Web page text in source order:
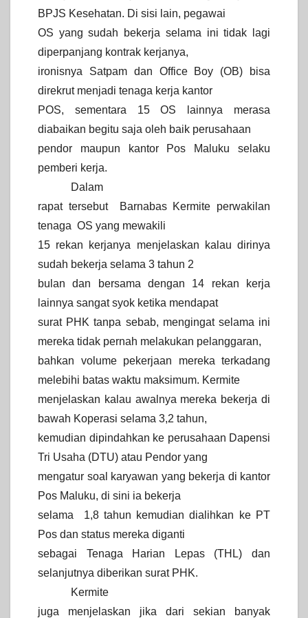
BPJS Kesehatan. Di sisi lain, pegawai
OS yang sudah bekerja selama ini tidak lagi
diperpanjang kontrak kerjanya,
ironisnya Satpam dan Office Boy (OB) bisa
direkrut menjadi tenaga kerja kantor
POS, sementara 15 OS lainnya merasa
diabaikan begitu saja oleh baik perusahaan
pendor maupun kantor Pos Maluku selaku
pemberi kerja.
Dalam
rapat tersebut Barnabas Kermite perwakilan
tenaga OS yang mewakili
15 rekan kerjanya menjelaskan kalau dirinya
sudah bekerja selama 3 tahun 2
bulan dan bersama dengan 14 rekan kerja
lainnya sangat syok ketika mendapat
surat PHK tanpa sebab, mengingat selama ini
mereka tidak pernah melakukan pelanggaran,
bahkan volume pekerjaan mereka terkadang
melebihi batas waktu maksimum. Kermite
menjelaskan kalau awalnya mereka bekerja di
bawah Koperasi selama 3,2 tahun,
kemudian dipindahkan ke perusahaan Dapensi
Tri Usaha (DTU) atau Pendor yang
mengatur soal karyawan yang bekerja di kantor
Pos Maluku, di sini ia bekerja
selama 1,8 tahun kemudian dialihkan ke PT
Pos dan status mereka diganti
sebagai Tenaga Harian Lepas (THL) dan
selanjutnya diberikan surat PHK.
Kermite
juga menjelaskan jika dari sekian banyak